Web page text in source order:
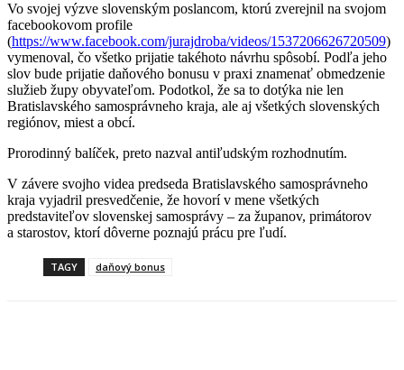
Vo svojej výzve slovenským poslancom, ktorú zverejnil na svojom
facebookovom profile
(https://www.facebook.com/jurajdroba/videos/1537206626720509)
vymenoval, čo všetko prijatie takéhoto návrhu spôsobí. Podľa jeho
slov bude prijatie daňového bonusu v praxi znamenať obmedzenie
služieb župy obyvateľom. Podotkol, že sa to dotýka nie len
Bratislavského samosprávneho kraja, ale aj všetkých slovenských
regiónov, miest a obcí.
Prorodinný balíček, preto nazval antiľudským rozhodnutím.
V závere svojho videa predseda Bratislavského samosprávneho
kraja vyjadril presvedčenie, že hovorí v mene všetkých
predstaviteľov slovenskej samosprávy – za županov, primátorov
a starostov, ktorí dôverne poznajú prácu pre ľudí.
TAGY daňový bonus